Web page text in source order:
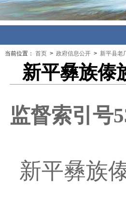
当前位置： 首页 > 政府信息公开 > 新平县老
新平彝族傣
监督索引号
新平彝族